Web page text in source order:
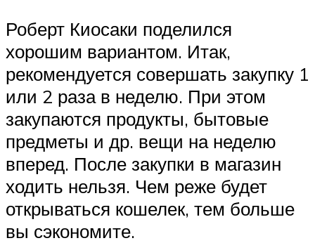
Роберт Киосаки поделился
хорошим вариантом. Итак,
рекомендуется совершать закупку 1
или 2 раза в неделю. При этом
закупаются продукты, бытовые
предметы и др. вещи на неделю
вперед. После закупки в магазин
ходить нельзя. Чем реже будет
открываться кошелек, тем больше
вы сэкономите.